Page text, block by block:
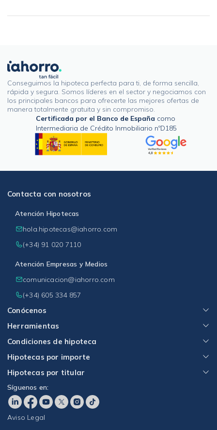
Conseguimos la hipoteca perfecta para ti, de forma sencilla,
rápida y segura. Somos líderes en el sector y negociamos con
los principales bancos para ofrecerte las mejores ofertas de
manera totalmente gratuita y sin compromiso.
Certificada por el Banco de España como
Intermediaria de Crédito Inmobiliario nºD185
Conócenos
Herramientas
Condiciones de hipoteca
Hipotecas por importe
Hipotecas por titular
Contacta con nosotros
Atención Hipotecas
hola.hipotecas@iahorro.com
(+34) 91 020 7110
Atención Empresas y Medios
comunicacion@iahorro.com
(+34) 605 334 857
Síguenos en:
Aviso Legal